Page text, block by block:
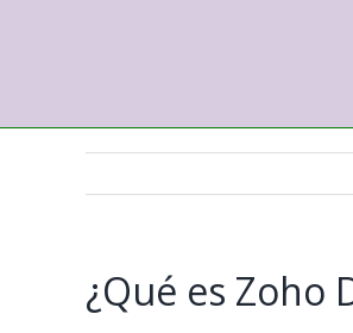
¿Qué es Zoho